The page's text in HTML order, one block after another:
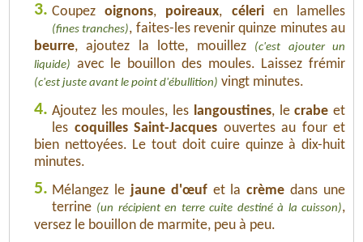
3. Coupezoignons, poireaux, célerien lamelles
(fines tranches), faites-les revenir quinze minutes au
beurre, ajoutez la lotte, mouillez
(c'est ajouter un
liquide) avec le bouillon des moules. Laissez frémir
(c'est juste avant le point d'ébullition) vingt minutes.
4. Ajoutez les moules, les langoustines, lecrabe et
les coquilles Saint-Jacques ouvertes au four et
bien nettoyées. Le tout doit cuire quinze à dix-huit
minutes.
5. Mélangez le jaune d'œufet lacrème dans une
terrine (un récipient en terre cuite destiné à la cuisson),
versez le bouillon de marmite, peu à peu.